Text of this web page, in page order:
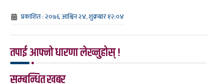
प्रकाशित : २०७६ आश्विन २४, शुक्रबार १२:०४
तपाई आफ्नो धारणा लेख्नुहोस् !
सम्बन्धित खबर